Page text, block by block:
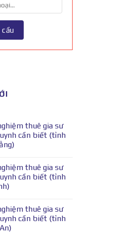
thuê gia sư
cần biết (tỉnh
thuê gia sư
cần biết (tỉnh
thuê gia sư
cần biết (tỉnh